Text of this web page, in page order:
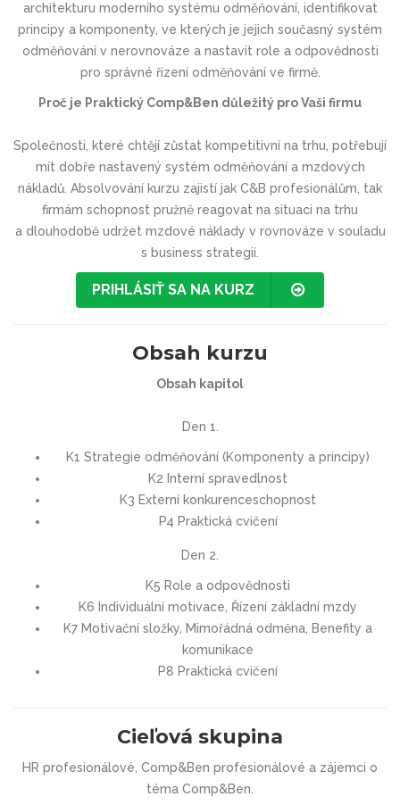
architekturu moderního systému odměňování, identifikovat
principy a komponenty, ve kterých je jejich současný systém
odměňování v nerovnováze a nastavit role a odpovědnosti
pro správné řízení odměňování ve firmě.
Proč je Praktický Comp&Ben důležitý pro Vaši firmu
Společnosti, které chtějí zůstat kompetitivní na trhu, potřebují
mít dobře nastavený systém odměňování a mzdových
nákladů. Absolvování kurzu zajistí jak C&B profesionálům, tak
firmám schopnost pružně reagovat na situaci na trhu
a dlouhodobě udržet mzdové náklady v rovnováze v souladu
s business strategií.
PRIHLÁSIŤ SA NA KURZ
Obsah kurzu
Obsah kapitol
Den 1.
K1 Strategie odměňování (Komponenty a principy)
K2 Interní spravedlnost
K3 Externí konkurenceschopnost
P4 Praktická cvičení
Den 2.
K5 Role a odpovědnosti
K6 Individuální motivace, Řízení základní mzdy
K7 Motivační složky, Mimořádná odměna, Benefity a
komunikace
P8 Praktická cvičení
Cieľová skupina
HR profesionálové, Comp&Ben profesionálové a zájemci o
téma Comp&Ben.